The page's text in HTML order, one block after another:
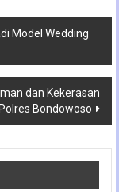
Model Wedding
dan Kekerasan
Bondowoso